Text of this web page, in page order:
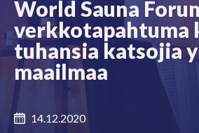
World Sauna
verkkotapahtuma
tuhansia katsojia
maailmaa
14.12.2020